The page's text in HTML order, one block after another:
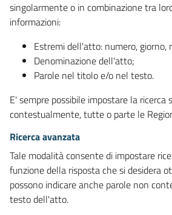
singolarmente o in combinazione tra
informazioni:
Estremi dell'atto: numero, giorno,
Denominazione dell'atto;
Parole nel titolo e/o nel testo.
E' sempre possibile impostare la ricerca
contestualmente, tutte o parte le
Ricerca avanzata
Tale modalità consente di impostare
funzione della risposta che si desidera
possono indicare anche parole non
testo dell'atto.